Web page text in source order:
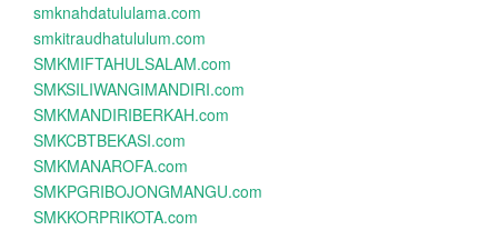
smknahdatululama.com
smkitraudhatululum.com
SMKMIFTAHULSALAM.com
SMKSILIWANGIMANDIRI.com
SMKMANDIRIBERKAH.com
SMKCBTBEKASI.com
SMKMANAROFA.com
SMKPGRIBOJONGMANGU.com
SMKKORPRIKOTA.com